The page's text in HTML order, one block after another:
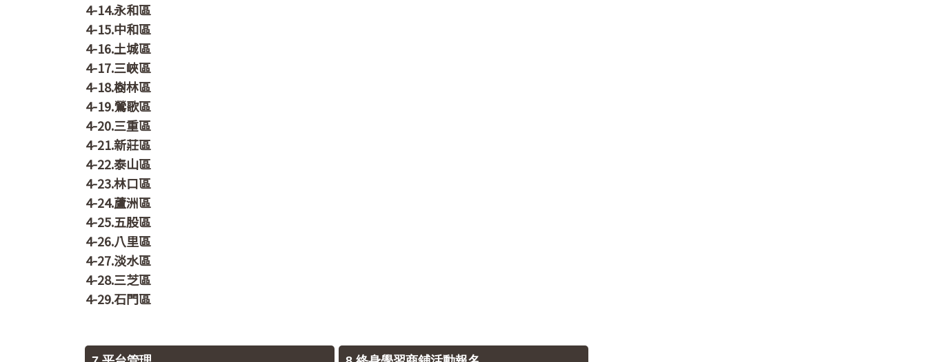
4-14.永和區
4-15.中和區
4-16.土城區
4-17.三峽區
4-18.樹林區
4-19.鶯歌區
4-20.三重區
4-21.新莊區
4-22.泰山區
4-23.林口區
4-24.蘆洲區
4-25.五股區
4-26.八里區
4-27.淡水區
4-28.三芝區
4-29.石門區